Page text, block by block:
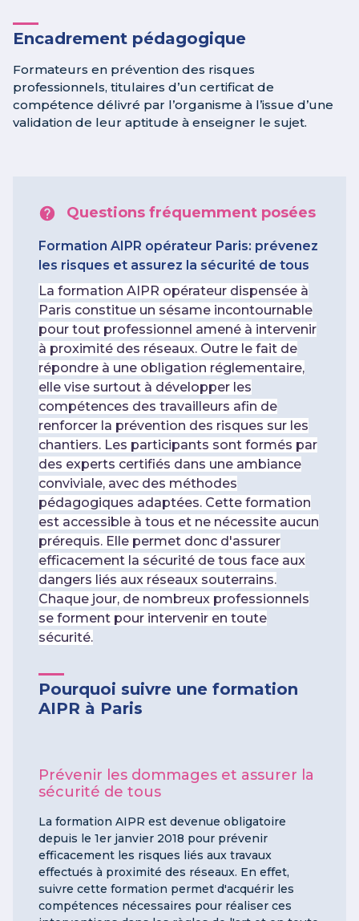
Encadrement pédagogique
Formateurs en prévention des risques
professionnels, titulaires d’un certificat de
compétence délivré par l’organisme à l’issue d’une
validation de leur aptitude à enseigner le sujet.
Questions fréquemment posées
Formation AIPR opérateur Paris: prévenez
les risques et assurez la sécurité de tous
La formation AIPR opérateur dispensée à
Paris constitue un sésame incontournable
pour tout professionnel amené à intervenir
à proximité des réseaux. Outre le fait de
répondre à une obligation réglementaire,
elle vise surtout à développer les
compétences des travailleurs afin de
renforcer la prévention des risques sur les
chantiers. Les participants sont formés par
des experts certifiés dans une ambiance
conviviale, avec des méthodes
pédagogiques adaptées. Cette formation
est accessible à tous et ne nécessite aucun
prérequis. Elle permet donc d'assurer
efficacement la sécurité de tous face aux
dangers liés aux réseaux souterrains.
Chaque jour, de nombreux professionnels
se forment pour intervenir en toute
sécurité.
Pourquoi suivre une formation
AIPR à Paris
Prévenir les dommages et assurer la
sécurité de tous
La formation AIPR est devenue obligatoire
depuis le 1er janvier 2018 pour prévenir
efficacement les risques liés aux travaux
effectués à proximité des réseaux. En effet,
suivre cette formation permet d'acquérir les
compétences nécessaires pour réaliser ces